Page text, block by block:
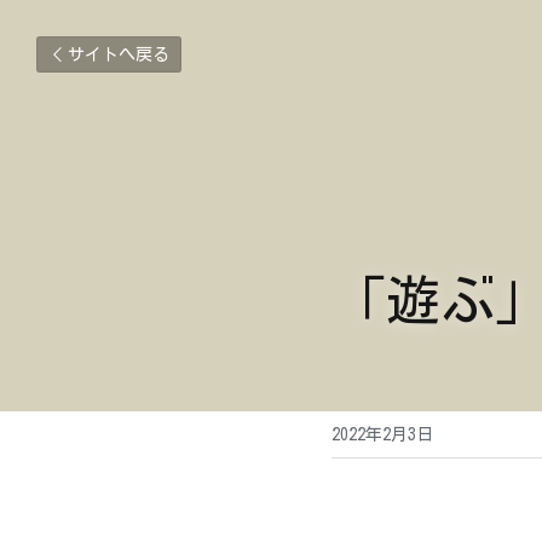
サイトへ戻る
「遊ぶ
2022年2月3日